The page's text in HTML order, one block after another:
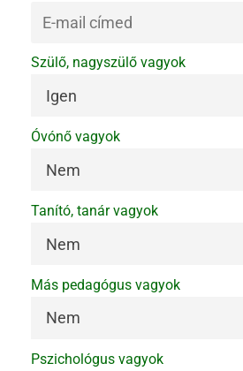
Szülő, nagyszülő vagyok
Óvónő vagyok
Tanító, tanár vagyok
Más pedagógus vagyok
Pszichológus vagyok